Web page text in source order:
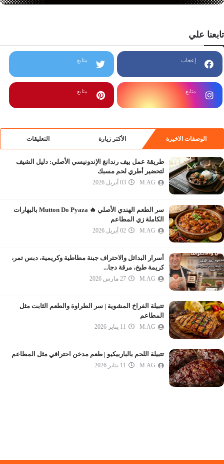
تابعنا علي
إعجاب متابع
متابع متابع
الوصفات الاخيرة الأكثر زيارة التعليقات
طريقة عمل بيف رندانغ الإندونيسي الأصلي: دليل الشيف
لتحضير أطري لحم مسبك
M.AG 03 أبريل 2026
سر الطعم الهندي الأصلي 🔥 Mutton Do Pyaza بالبهارات
الكاملة زي المطاعم
M.AG 02 أبريل 2026
أسرار البدائل والاحتراف جبنة مطاطية وكريمية، دبس تمر،
كريمة طبخ، مرقة دجا...
M.AG 27 مارس 2026
تتبيلة الفراخ المشوية | سر الطراوة والطعم الثابت مثل
المطاعم
M.AG 11 يناير 2026
تتبيلة اللحم بالباربيكيو | طعم مدخن احترافي مثل المطاعم
M.AG 11 يناير 2026